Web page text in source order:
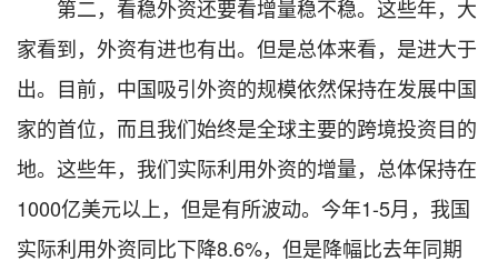
第二，看稳外资还要看增量稳不稳。这些年，大
家看到，外资有进也有出。但是总体来看，是进大于
出。目前，中国吸引外资的规模依然保持在发展中国
家的首位，而且我们始终是全球主要的跨境投资目的
地。这些年，我们实际利用外资的增量，总体保持在
1000亿美元以上，但是有所波动。今年1-5月，我国
实际利用外资同比下降8.6%，但是降幅比去年同期